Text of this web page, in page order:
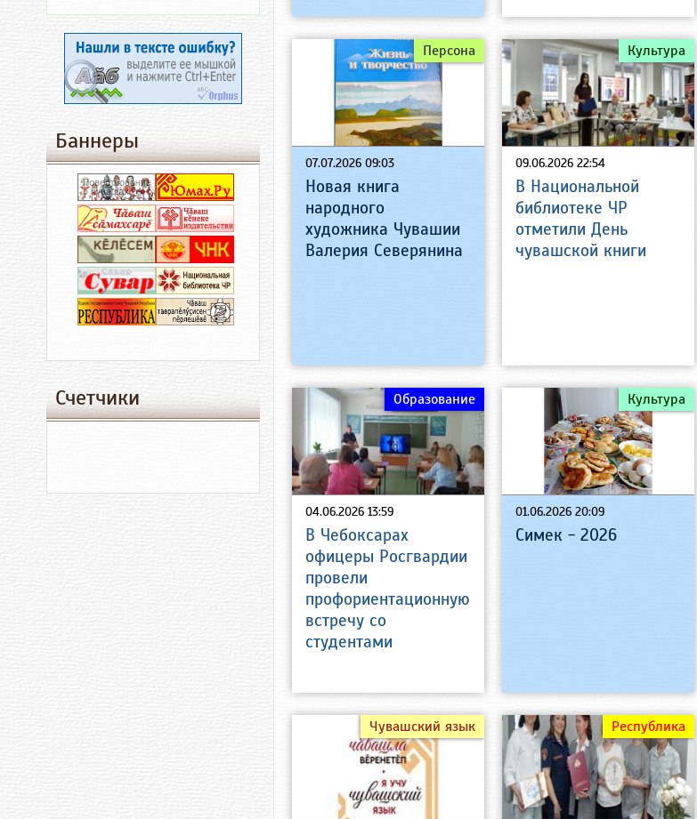
07.07.2026 09:03
Персона
Новая книга
народного
художника Чувашии
Валерия Северянина
09.06.2026 22:54
Культура
В Национальной
библиотеке ЧР
отметили День
чувашской книги
04.06.2026 13:59
Образование
В Чебоксарах
офицеры Росгвардии
провели
профориентационную
встречу со
студентами
01.06.2026 20:09
Культура
Симек - 2026
Чувашский язык Республика
Баннеры
Счетчики